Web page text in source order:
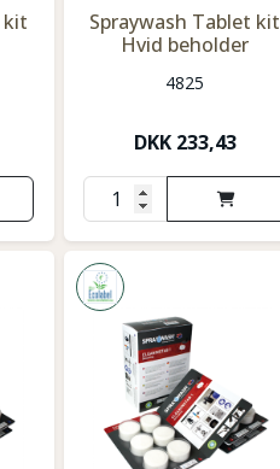
kit
Spraywash Tablet kit
Hvid beholder
4825
DKK 233,43